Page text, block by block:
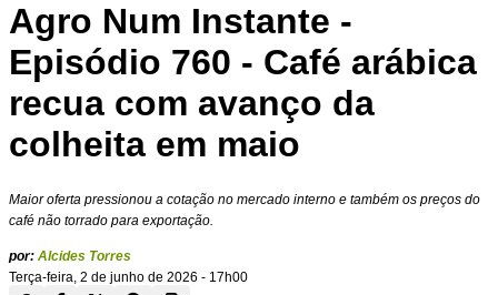
Agro Num Instante -
Episódio 760 - Café arábica
recua com avanço da
colheita em maio
Maior oferta pressionou a cotação no mercado interno e também os preços do
café não torrado para exportação.
por: Alcides Torres
Terça-feira, 2 de junho de 2026 - 17h00